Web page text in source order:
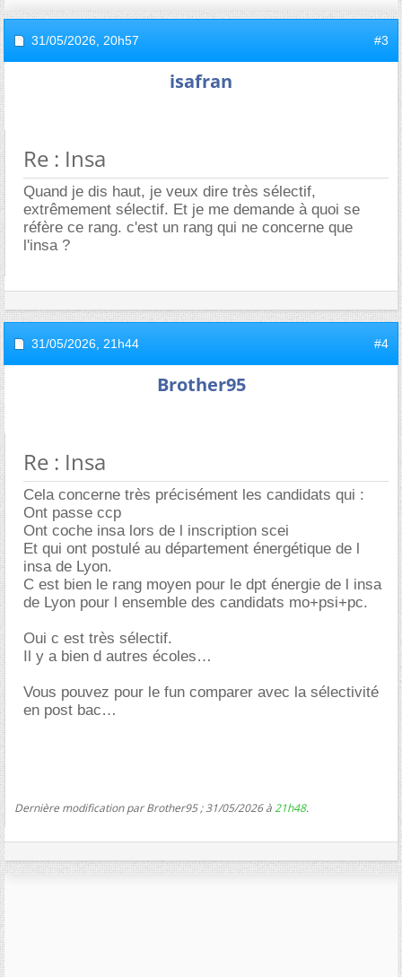
31/05/2026, 20h57 #3
isafran
Re : Insa
Quand je dis haut, je veux dire très sélectif,
extrêmement sélectif. Et je me demande à quoi se
réfère ce rang. c'est un rang qui ne concerne que
l'insa ?
31/05/2026, 21h44 #4
Brother95
Re : Insa
Cela concerne très précisément les candidats qui :
Ont passe ccp
Ont coche insa lors de l inscription scei
Et qui ont postulé au département énergétique de l
insa de Lyon.
C est bien le rang moyen pour le dpt énergie de l insa
de Lyon pour l ensemble des candidats mo+psi+pc.
Oui c est très sélectif.
Il y a bien d autres écoles
Vous pouvez pour le fun comparer avec la sélectivité
en post bac
Dernière modification par Brother95 ; 31/05/2026 à21h48.